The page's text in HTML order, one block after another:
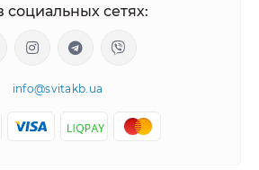
социальных сетях:
info@svitakb.ua